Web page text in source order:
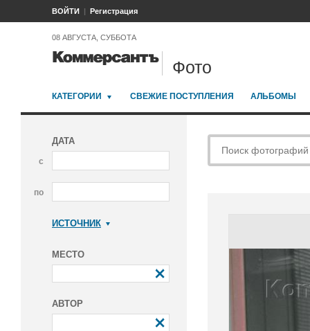
ВОЙТИ Регистрация
08 АВГУСТА, СУББОТА
Фото
КАТЕГОРИИ СВЕЖИЕ ПОСТУПЛЕНИЯ АЛЬБОМЫ
ДАТА
с
по
ИСТОЧНИК
МЕСТО
АВТОР